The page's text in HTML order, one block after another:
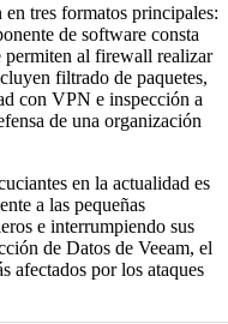
tres formatos principales:
de software consta
permiten al firewall realizar
filtrado de paquetes,
con VPN e inspección a
de una organización
en la actualidad es
a las pequeñas
e interrumpiendo sus
de Datos de Veeam, el
afectados por los ataques